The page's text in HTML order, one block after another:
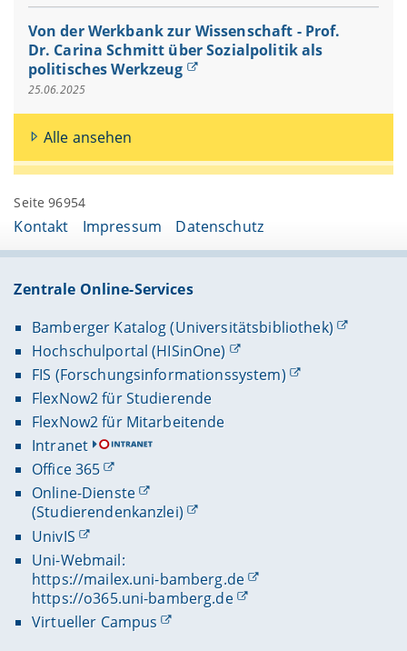
Von der Werkbank zur Wissenschaft - Prof.
Dr. Carina Schmitt über Sozialpolitik als
politisches Werkzeug
25.06.2025
Alle ansehen
Seite 96954
Kontakt Impressum Datenschutz
Zentrale Online-Services
Bamberger Katalog (Universitätsbibliothek)
Hochschulportal (HISinOne)
FIS (Forschungsinformationssystem)
FlexNow2 für Studierende
FlexNow2 für Mitarbeitende
Intranet
Office 365
Online-Dienste
(Studierendenkanzlei)
UnivIS
Uni-Webmail:
https://mailex.uni-bamberg.de
https://o365.uni-bamberg.de
Virtueller Campus